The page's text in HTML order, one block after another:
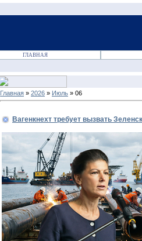
ГЛАВНАЯ
Главная » 2026 » Июль » 06
Вагенкнехт требует вызвать